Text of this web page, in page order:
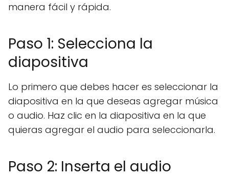
manera fácil y rápida.
Paso 1: Selecciona la
diapositiva
Lo primero que debes hacer es seleccionar la
diapositiva en la que deseas agregar música
o audio. Haz clic en la diapositiva en la que
quieras agregar el audio para seleccionarla.
Paso 2: Inserta el audio